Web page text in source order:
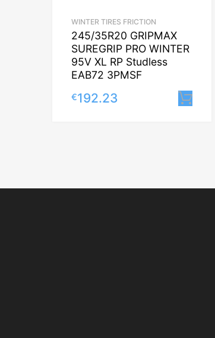
WINTER TIRES FRICTION
245/35R20 GRIPMAX
SUREGRIP PRO WINTER
95V XL RP Studless
EAB72 3PMSF
€192.23